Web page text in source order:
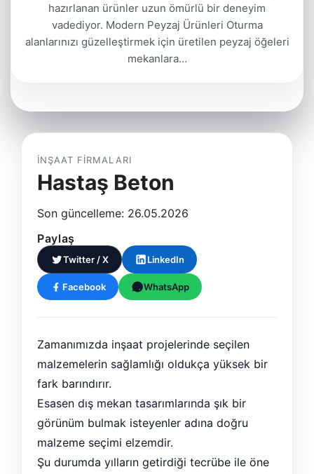
hazırlanan ürünler uzun ömürlü bir deneyim
vadediyor. Modern Peyzaj Ürünleri Oturma
alanlarınızı güzelleştirmek için üretilen peyzaj öğeleri
mekanlara…
İNŞAAT FIRMALARI
Hastaş Beton
Son güncelleme: 26.05.2026
Paylaş
Twitter / X LinkedIn
Facebook WhatsApp
Zamanımızda inşaat projelerinde seçilen
malzemelerin sağlamlığı oldukça yüksek bir
fark barındırır.
Esasen dış mekan tasarımlarında şık bir
görünüm bulmak isteyenler adına doğru
malzeme seçimi elzemdir.
Şu durumda yılların getirdiği tecrübe ile öne